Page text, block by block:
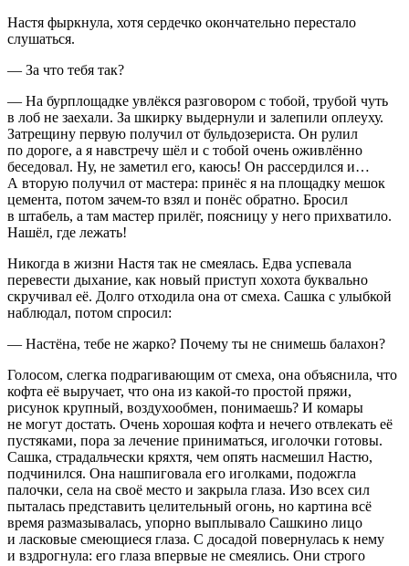
Настя фыркнула, хотя сердечко окончательно перестало
слушаться.
— За что тебя так?
— На бурплощадке увлёкся разговором с тобой, трубой чуть
в лоб не заехали. За шкирку выдернули и залепили оплеуху.
Затрещину первую получил от бульдозериста. Он рулил
по дороге, а я навстречу шёл и с тобой очень оживлённо
беседовал. Ну, не заметил его, каюсь! Он рассердился и…
А вторую получил от мастера: принёс я на площадку мешок
цемента, потом зачем-то взял и понёс обратно. Бросил
в штабель, а там мастер прилёг, поясницу у него прихватило.
Нашёл, где лежать!
Никогда в жизни Настя так не смеялась. Едва успевала
перевести дыхание, как новый приступ хохота буквально
скручивал её. Долго отходила она от смеха. Сашка с улыбкой
наблюдал, потом спросил:
— Настёна, тебе не жарко? Почему ты не снимешь балахон?
Голосом, слегка подрагивающим от смеха, она объяснила, что
кофта её выручает, что она из какой-то простой пряжи,
рисунок крупный, воздухообмен, понимаешь? И комары
не могут достать. Очень хорошая кофта и нечего отвлекать её
пустяками, пора за лечение приниматься, иголочки готовы.
Сашка, страдальчески кряхтя, чем опять насмешил Настю,
подчинился. Она нашпиговала его иголками, подожгла
палочки, села на своё место и закрыла глаза. Изо всех сил
пыталась представить целительный огонь, но картина всё
время размазывалась, упорно выплывало Сашкино лицо
и ласковые смеющиеся глаза. С досадой повернулась к нему
и вздрогнула: его глаза впервые не смеялись. Они строго